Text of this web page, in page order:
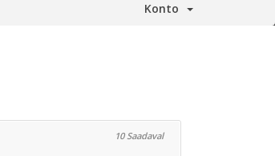
Konto
10 Saadaval